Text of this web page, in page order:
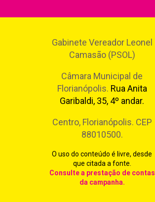
Gabinete Vereador Leonel
Camasão (PSOL)
Câmara Municipal de
Florianópolis. Rua Anita
Garibaldi, 35, 4º andar.
Centro, Florianópolis. CEP
88010500.
O uso do conteúdo é livre, desde
que citada a fonte.
Consulte a prestação de contas
da campanha.